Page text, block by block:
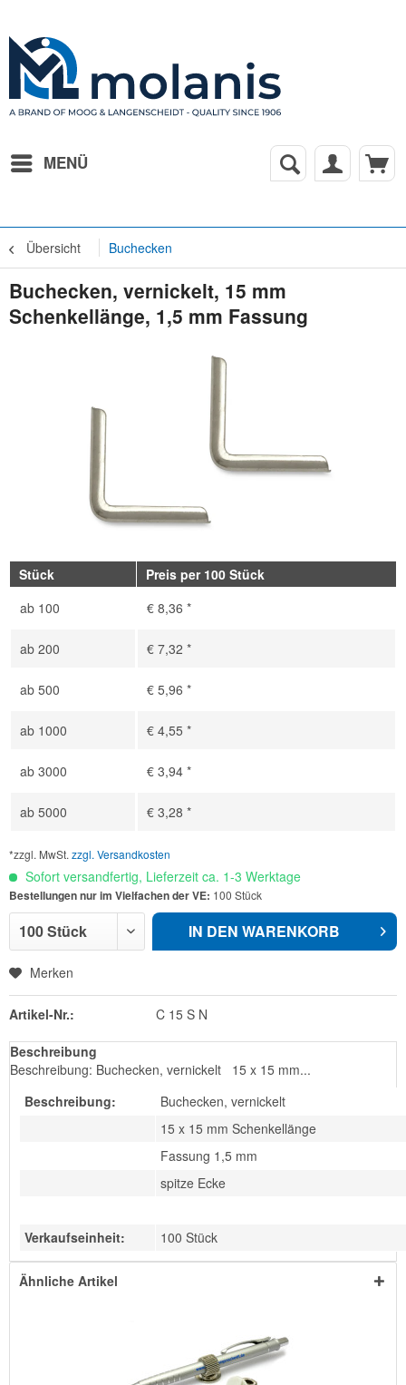
MENÜ
Übersicht Buchecken
Buchecken, vernickelt, 15 mm
Schenkellänge, 1,5 mm Fassung
Stück
Preis per 100 Stück
ab 100 € 8,36 *
ab 200 € 7,32 *
ab 500 € 5,96 *
ab 1000 € 4,55 *
ab 3000 € 3,94 *
ab 5000 € 3,28 *
*zzgl. MwSt. zzgl. Versandkosten
Sofort versandfertig, Lieferzeit ca. 1-3 Werktage
Bestellungen nur im Vielfachen der VE: 100 Stück
IN DEN WARENKORB
Merken
Artikel-Nr.: C 15 S N
Beschreibung
Beschreibung: Buchecken, vernickelt 15 x 15 mm...
Beschreibung:
Buchecken, vernickelt
15 x 15 mm Schenkellänge
Fassung 1,5 mm
spitze Ecke
Verkaufseinheit: 100 Stück
Ähnliche Artikel